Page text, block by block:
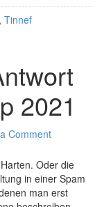
, Tinnef
2021
Comment
Oder die
in einer Spam
man erst